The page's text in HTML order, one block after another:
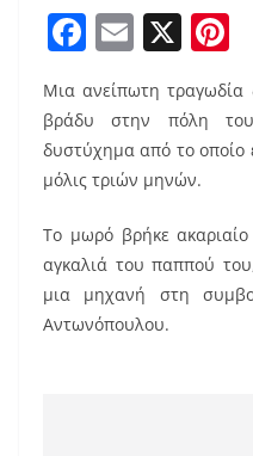
F
c
e
b
o
o
k
E
ai
l
X
e
Μια ανείπωτη τραγωδία
βράδυ στην πόλη
δυστύχημα από το
μόλις τριών μηνών.
Το μωρό βρήκε
αγκαλιά του παππού
μια μηχανή στη
Αντωνόπουλου.